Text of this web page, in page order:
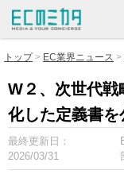
トップ EC業界ニュース
W２、次世代戦
化した定義書を
最終更新日：
2026/03/31